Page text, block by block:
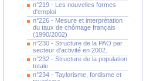
n°219 - Les nouvelles formes
d'emploi
n°226 - Mesure et interprétation
du taux de chômage français
(1990/2002)
n°230 - Structure de la PAO par
secteur d'activité en 2002.
n°232 - Structure de la population
totale
n°234 - Taylorisme, fordisme et